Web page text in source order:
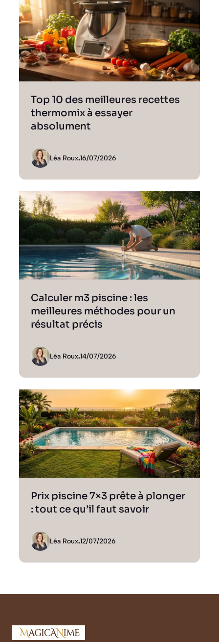
Top 10 des meilleures recettes
thermomix à essayer
absolument
Léa Roux.16/07/2026
Calculer m3 piscine : les
meilleures méthodes pour un
résultat précis
Léa Roux.14/07/2026
Prix piscine 7×3 prête à plonger
: tout ce qu’il faut savoir
Léa Roux.12/07/2026